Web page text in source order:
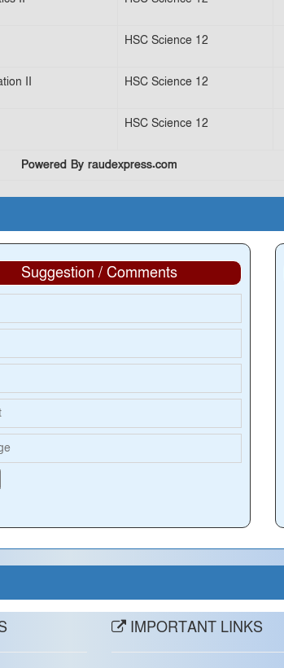
HSC Science 12
II HSC Science 12
HSC Science 12
Powered By raudexpress.com
Suggestion / Comments
IMPORTANT LINKS